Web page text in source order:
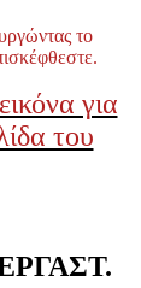
το
για
του